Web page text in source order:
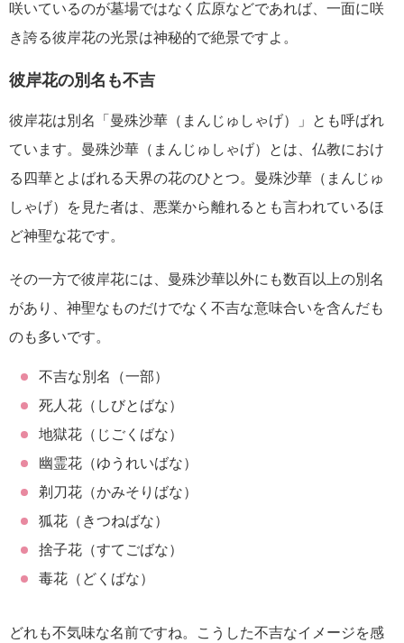
咲いているのが墓場ではなく広原などであれば、一面に咲
き誇る彼岸花の光景は神秘的で絶景ですよ。
彼岸花の別名も不吉
彼岸花は別名「曼殊沙華（まんじゅしゃげ）」とも呼ばれ
ています。曼殊沙華（まんじゅしゃげ）とは、仏教におけ
る四華とよばれる天界の花のひとつ。曼殊沙華（まんじゅ
しゃげ）を見た者は、悪業から離れるとも言われているほ
ど神聖な花です。
その一方で彼岸花には、曼殊沙華以外にも数百以上の別名
があり、神聖なものだけでなく不吉な意味合いを含んだも
のも多いです。
不吉な別名（一部）
死人花（しびとばな）
地獄花（じごくばな）
幽霊花（ゆうれいばな）
剃刀花（かみそりばな）
狐花（きつねばな）
捨子花（すてごばな）
毒花（どくばな）
どれも不気味な名前ですね。こうした不吉なイメージを感